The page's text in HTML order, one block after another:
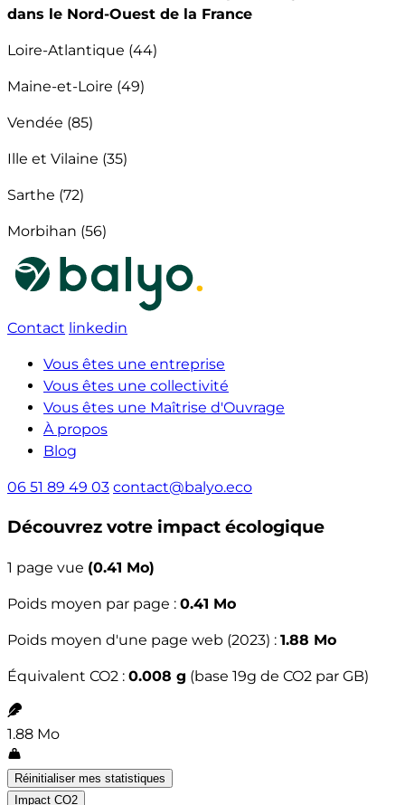
dans le Nord-Ouest de la France
Loire-Atlantique (44)
Maine-et-Loire (49)
Vendée (85)
Ille et Vilaine (35)
Sarthe (72)
Morbihan (56)
Contact linkedin
Vous êtes une entreprise
Vous êtes une collectivité
Vous êtes une Maîtrise d'Ouvrage
À propos
Blog
06 51 89 49 03 contact@balyo.eco
Découvrez votre impact écologique
1 page vue (0.41 Mo)
Poids moyen par page : 0.41 Mo
Poids moyen d'une page web (2023) : 1.88 Mo
Équivalent CO2 : 0.008 g (base 19g de CO2 par GB)
1.88 Mo
Réinitialiser mes statistiques
Impact CO2